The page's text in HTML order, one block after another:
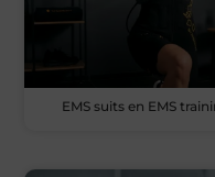
EMS suits en EMS